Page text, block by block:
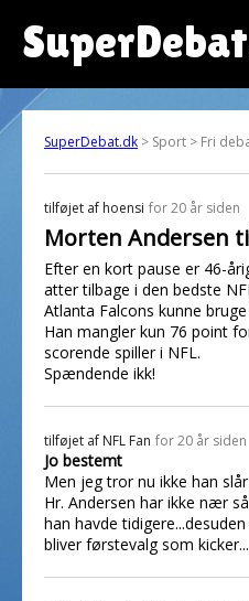
SuperDebat.dk > Sport > Fri
tilføjet af hoensi for 20 år siden
Morten Andersen
Efter en kort pause er 46-
atter tilbage i den bedste
Atlanta Falcons kunne
Han mangler kun 76 point
scorende spiller i NFL.
Spændende ikk!
tilføjet af NFL Fan for 20 år siden
Jo bestemt
Men jeg tror nu ikke han
Hr. Andersen har ikke nær
han havde
bliver førstevalg som kicker...